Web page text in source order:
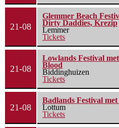
21-08
Glemmer Beach
Dirty Daddies, Krezip
Lemmer
Tickets
21-08
Lowlands Festival
Blood
Biddinghuizen
Tickets
21-08
Badlands Festival
Lottum
Tickets